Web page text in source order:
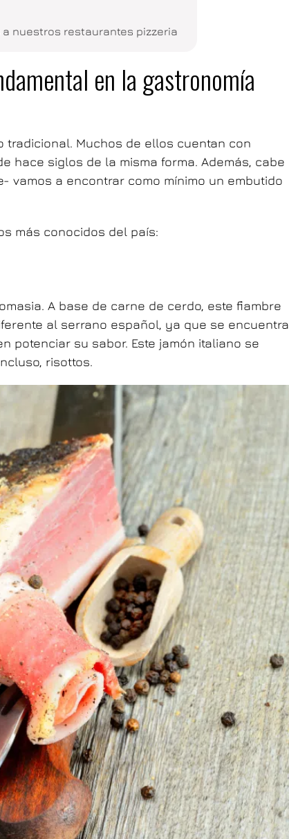
nuestros restaurantes pizzeria
en la gastronomía
tradicional. Muchos de ellos cuentan con
hace siglos de la misma forma. Además, cabe
vamos a encontrar como mínimo un embutido
más conocidos del país:
A base de carne de cerdo, este fiambre
al serrano español, ya que se encuentra
potenciar su sabor. Este jamón italiano se
risottos.